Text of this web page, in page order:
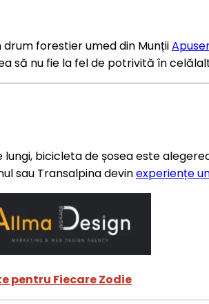
forestier umed din Munții
să nu fie la fel de potrivită în
bicicleta de șosea este
sau Transalpina devinexperiențe
pentru Fiecare Zodie